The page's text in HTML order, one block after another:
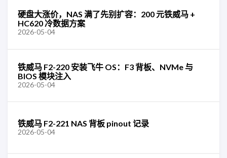
硬盘大涨价，NAS 满了先别扩容：200 元铁威马 +
HC620 冷数据方案
2026-05-04
铁威马 F2-220 安装飞牛 OS：F3 背板、NVMe 与
BIOS 模块注入
2026-05-04
铁威马 F2-221 NAS 背板 pinout 记录
2026-05-04